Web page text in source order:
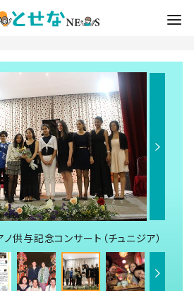
供与記念コンサート（チュニジア）